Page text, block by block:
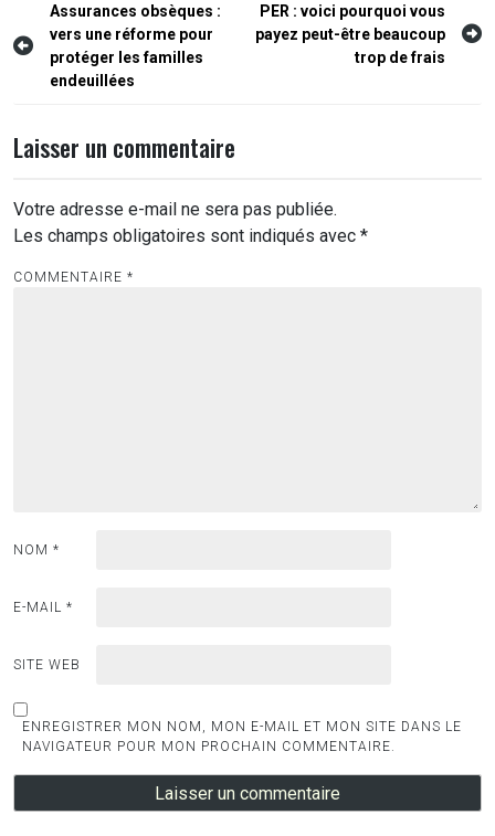
Navigation
de
l’article
Assurances obsèques :
vers une réforme pour
protéger les familles
endeuillées
PER : voici pourquoi vous
payez peut-être beaucoup
trop de frais
Laisser un commentaire
Votre adresse e-mail ne sera pas publiée.
Les champs obligatoires sont indiqués avec *
COMMENTAIRE *
NOM *
E-MAIL *
SITE WEB
ENREGISTRER MON NOM, MON E-MAIL ET MON SITE DANS LE
NAVIGATEUR POUR MON PROCHAIN COMMENTAIRE.